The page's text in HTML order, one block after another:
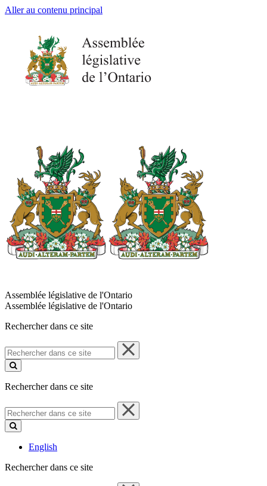
Aller au contenu principal
Assemblée législative de l'Ontario
Assemblée législative de l'Ontario
Rechercher dans ce site
Rechercher
dans
ce
Rechercher dans ce site
Rechercher
dans
ce
English
Rechercher dans ce site